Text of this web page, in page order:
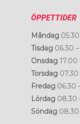
ÖPPETTIDER
Måndag
Tisdag 06.30
Onsdag 17.00
Torsdag 07.30
Fredag 06.30
Lördag 08.30
Söndag 08.30